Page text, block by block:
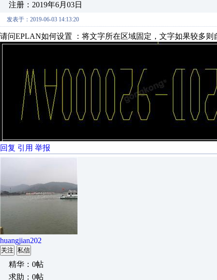
注册：2019年6月03日
发表于：2019-06-03 14:13:20
请问EPLAN如何设置 ：将文字所在区域固定，文字如果较多
回复 引用 举报
huangjian202
关注 私信
精华：0帖
求助：0帖